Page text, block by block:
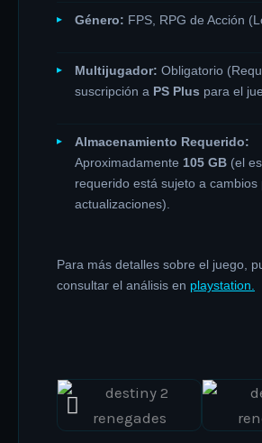
Género: FPS, RPG de Acción
Multijugador: Obligatorio
suscripción a PS Plus para el
Almacenamiento Requerido:
Aproximadamente 105 GB (el
requerido está sujeto a cambios
actualizaciones).
Para más detalles sobre el juego,
consultar el análisis en playstation.